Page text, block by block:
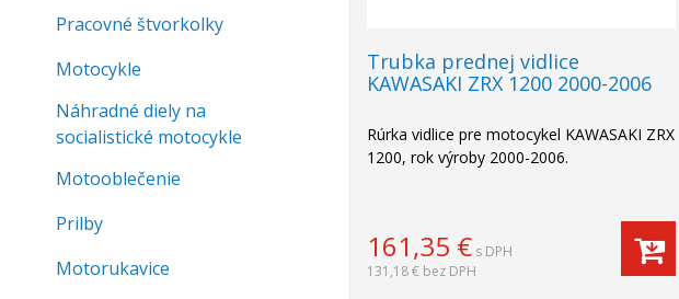
Trubka prednej vidlice
KAWASAKI ZRX 1200 2000-2006
Rúrka vidlice pre motocykel KAWASAKI ZRX
1200, rok výroby 2000-2006.
161,35 € s DPH
131,18 € bez DPH
Pracovné štvorkolky
Motocykle
Náhradné diely na
socialistické motocykle
Motooblečenie
Prilby
Motorukavice